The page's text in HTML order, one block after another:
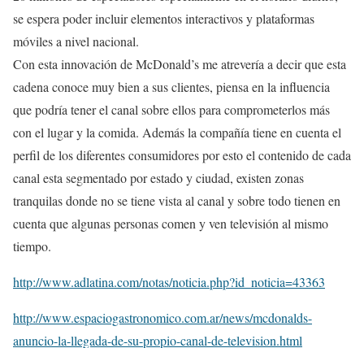
se espera poder incluir elementos interactivos y plataformas
móviles a nivel nacional.
Con esta innovación de McDonald’s me atrevería a decir que esta
cadena conoce muy bien a sus clientes, piensa en la influencia
que podría tener el canal sobre ellos para comprometerlos más
con el lugar y la comida. Además la compañía tiene en cuenta el
perfil de los diferentes consumidores por esto el contenido de cada
canal esta segmentado por estado y ciudad, existen zonas
tranquilas donde no se tiene vista al canal y sobre todo tienen en
cuenta que algunas personas comen y ven televisión al mismo
tiempo.
http://www.adlatina.com/notas/noticia.php?id_noticia=43363
http://www.espaciogastronomico.com.ar/news/mcdonalds-
anuncio-la-llegada-de-su-propio-canal-de-television.html